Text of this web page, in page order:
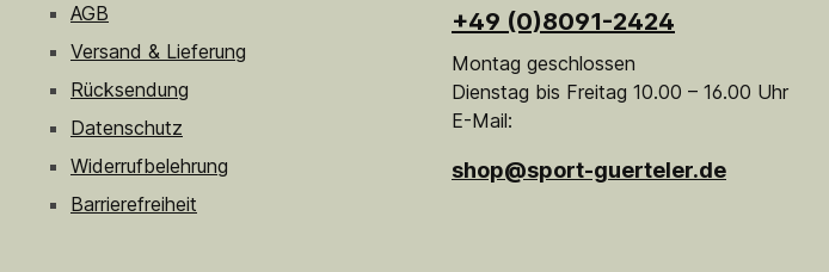
AGB
Versand & Lieferung
Rücksendung
Datenschutz
Widerrufbelehrung
Barrierefreiheit
+49 (0)8091-2424
Montag geschlossen
Dienstag bis Freitag 10.00 – 16.00 Uhr
E-Mail:
shop@sport-guerteler.de